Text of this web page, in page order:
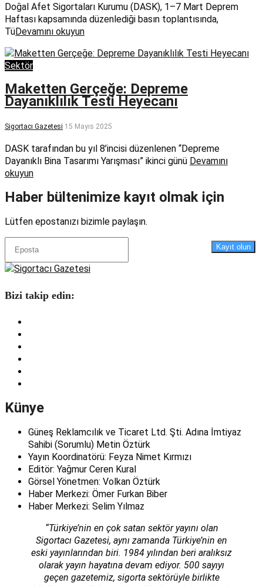
Doğal Afet Sigortaları Kurumu (DASK), 1–7 Mart Deprem
Haftası kapsamında düzenlediği basın toplantısında,
TüDevamını okuyun
Sektör
Maketten Gerçeğe: Depreme
Dayanıklılık Testi Heyecanı
Sigortacı Gazetesi 15 Mayıs 2025
DASK tarafından bu yıl 8’incisi düzenlenen “Depreme
Dayanıklı Bina Tasarımı Yarışması” ikinci günü Devamını
okuyun
Haber bültenimize kayıt olmak için
Lütfen epostanızı bizimle paylaşın.
Kayıt olun
Bizi takip edin:
Künye
Güneş Reklamcılık ve Ticaret Ltd. Şti. Adına İmtiyaz
Sahibi (Sorumlu) Metin Öztürk
Yayın Koordinatörü: Feyza Nimet Kırmızı
Editör: Yağmur Ceren Kural
Görsel Yönetmen: Volkan Öztürk
Haber Merkezi: Ömer Furkan Biber
Haber Merkezi: Selim Yılmaz
“Türkiye’nin en çok satan sektör yayını olan
Sigortacı Gazetesi, aynı zamanda Türkiye’nin en
eski yayınlarından biri. 1984 yılından beri aralıksız
olarak yayın hayatına devam ediyor. 500 sayıyı
geçen gazetemiz, sigorta sektörüyle birlikte